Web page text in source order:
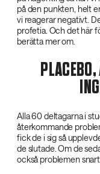
på den punkten, helt
vi reagerar negativt.
profetia. Och det här
berätta mer om.
Alla 60 deltagarna i
återkommande
fick de i sig så
de slutade. Om de
också problemen snart